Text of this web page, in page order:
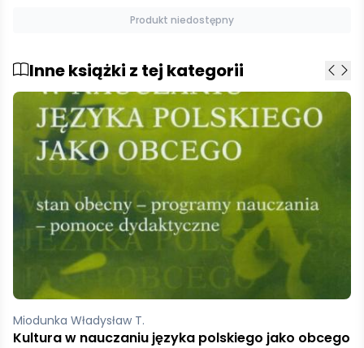
Dodaj do koszyka
Inne książki z tej kategorii
Górnicka Jadwiga
Choroby układu krążenia